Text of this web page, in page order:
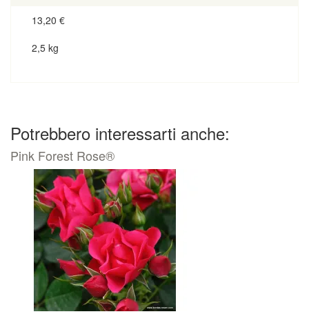
13,20 €
2,5 kg
Potrebbero interessarti anche:
Pink Forest Rose®